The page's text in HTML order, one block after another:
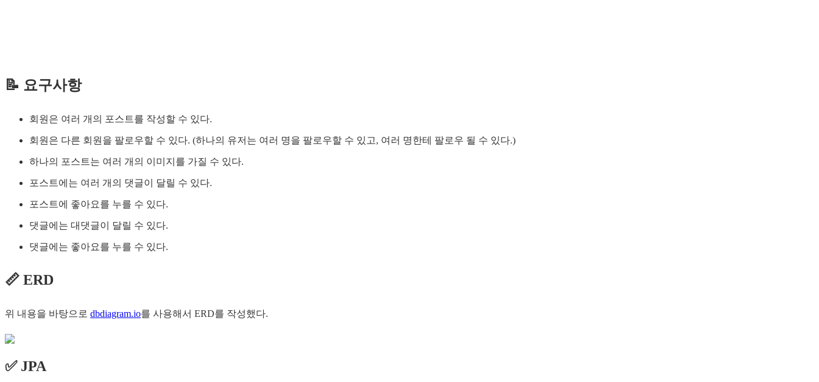
📝 요구사항
회원은 여러 개의 포스트를 작성할 수 있다.
회원은 다른 회원을 팔로우할 수 있다. (하나의 유저는 여러 명을 팔로우할 수 있고, 여러 명한테 팔로우 될 수 있다.)
하나의 포스트는 여러 개의 이미지를 가질 수 있다.
포스트에는 여러 개의 댓글이 달릴 수 있다.
포스트에 좋아요를 누를 수 있다.
댓글에는 대댓글이 달릴 수 있다.
댓글에는 좋아요를 누를 수 있다.
📏 ERD
위 내용을 바탕으로 dbdiagram.io를 사용해서 ERD를 작성했다.
✅ JPA